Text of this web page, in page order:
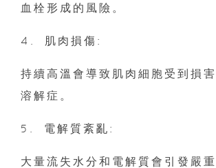
血栓形成的風險。
4.⁠ ⁠肌肉損傷:
持續高溫會導致肌肉細胞受到損
溶解症。
5.⁠ ⁠電解質紊亂:
大量流失水分和電解質會引發嚴